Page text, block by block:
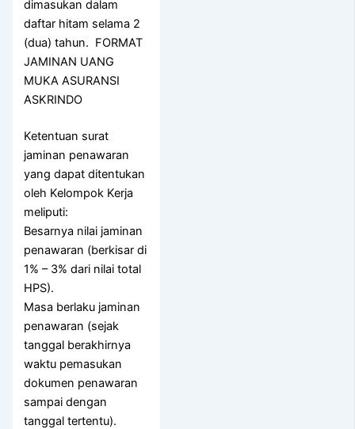
dimasukan dalam
daftar hitam selama 2
(dua) tahun. FORMAT
JAMINAN UANG
MUKA ASURANSI
ASKRINDO
Ketentuan surat
jaminan penawaran
yang dapat ditentukan
oleh Kelompok Kerja
meliputi:
Besarnya nilai jaminan
penawaran (berkisar di
1% – 3% dari nilai total
HPS).
Masa berlaku jaminan
penawaran (sejak
tanggal berakhirnya
waktu pemasukan
dokumen penawaran
sampai dengan
tanggal tertentu).